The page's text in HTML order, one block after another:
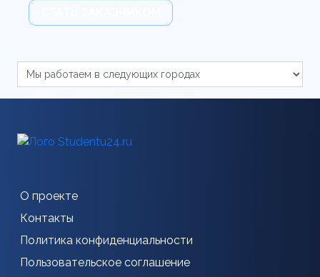
О проекте
Контакты
Политика конфиденциальности
Пользовательское соглашение